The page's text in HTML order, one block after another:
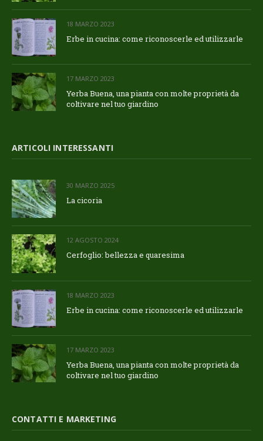
18 MARZO 2023
Erbe in cucina: come riconoscerle ed utilizzarle
17 MARZO 2023
Yerba Buena, una pianta con molte proprietà da
coltivare nel tuo giardino
ARTICOLI INTERESSANTI
30 MARZO 2025
La cicoria
12 AGOSTO 2024
Cerfoglio: bellezza e quaresima
18 MARZO 2023
Erbe in cucina: come riconoscerle ed utilizzarle
17 MARZO 2023
Yerba Buena, una pianta con molte proprietà da
coltivare nel tuo giardino
CONTATTI E MARKETING